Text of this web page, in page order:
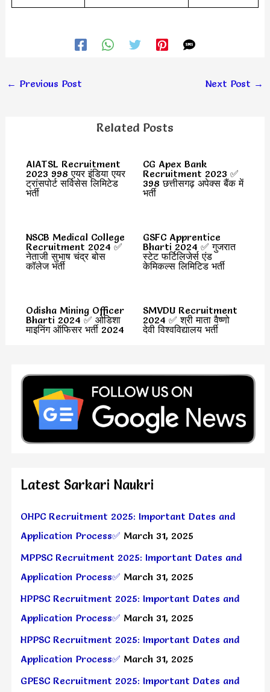
← Previous Post Next Post →
Related Posts
AIATSL Recruitment
2023 998 एयर इंडिया एयर
ट्रांसपोर्ट सर्विसेस लिमिटेड
भर्ती
CG Apex Bank
Recruitment 2023 ✅
398 छत्तीसगढ़ अपेक्स बैंक में
भर्ती
NSCB Medical College
Recruitment 2024 ✅
नेताजी सुभाष चंद्र बोस
कॉलेज भर्ती
GSFC Apprentice
Bharti 2024 ✅ गुजरात
स्टेट फर्टिलिजेर्स एंड
केमिकल्स लिमिटिड भर्ती
Odisha Mining Officer
Bharti 2024 ✅ ओडिशा
माइनिंग ऑफिसर भर्ती 2024
SMVDU Recruitment
2024 ✅ श्री माता वैष्णो
देवी विश्वविद्यालय भर्ती
Latest Sarkari Naukri
OHPC Recruitment 2025: Important Dates and
Application Process✅ March 31, 2025
MPPSC Recruitment 2025: Important Dates and
Application Process✅ March 31, 2025
HPPSC Recruitment 2025: Important Dates and
Application Process✅ March 31, 2025
HPPSC Recruitment 2025: Important Dates and
Application Process✅ March 31, 2025
GPESC Recruitment 2025: Important Dates and